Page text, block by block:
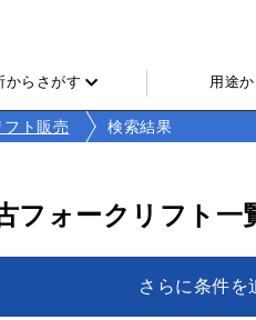
からさがす 用途
フト販売 検索結果
フォークリフト一
さらに条件を